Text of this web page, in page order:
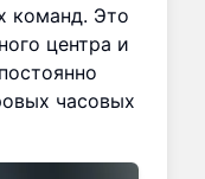
команд. Это
центра и
часовых